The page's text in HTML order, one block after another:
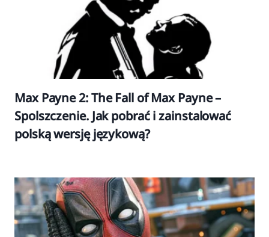
Max Payne 2: The Fall of Max Payne –
Spolszczenie. Jak pobrać i zainstalować
polską wersję językową?